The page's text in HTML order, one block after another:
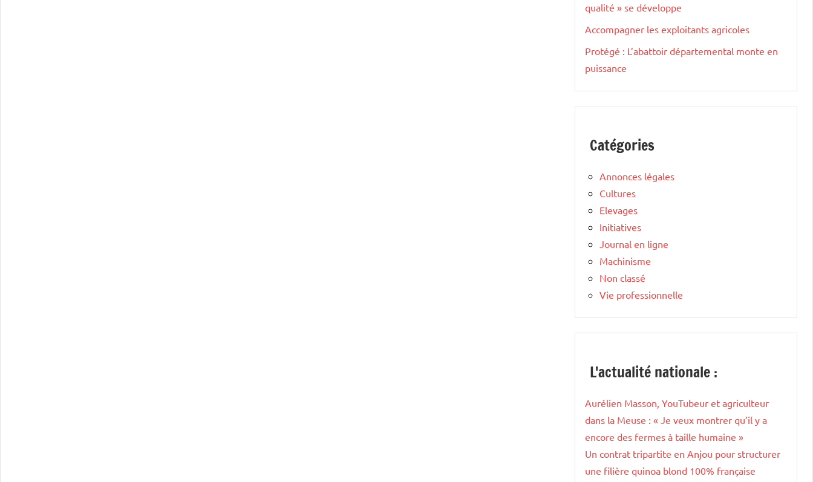
qualité » se développe
Accompagner les exploitants agricoles
Protégé : L’abattoir départemental monte en
puissance
Catégories
Annonces légales
Cultures
Elevages
Initiatives
Journal en ligne
Machinisme
Non classé
Vie professionnelle
L'actualité nationale :
Aurélien Masson, YouTubeur et agriculteur
dans la Meuse : « Je veux montrer qu’il y a
encore des fermes à taille humaine »
Un contrat tripartite en Anjou pour structurer
une filière quinoa blond 100% française